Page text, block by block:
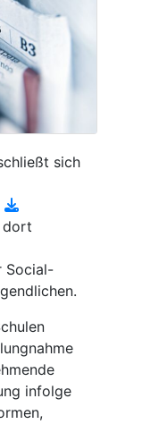
sich
dort
Social-
infolge